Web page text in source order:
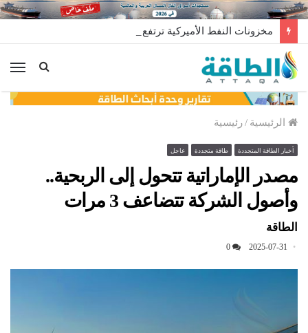
الرئيسية /رئيسية
أخبار الطاقة المتجددة طاقة متجددة عاجل
مصدر الإماراتية تتحول إلى الربحية..
وأصول الشركة تتضاعف 3 مرات
الطاقة
2025-07-31
0